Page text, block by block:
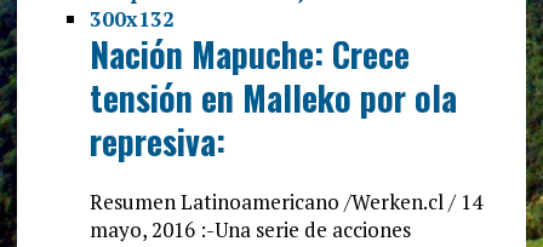
Nación Mapuche: Crece
tensión en Malleko por ola
represiva:
Resumen Latinoamericano /Werken.cl / 14
mayo, 2016 :-Una serie de acciones